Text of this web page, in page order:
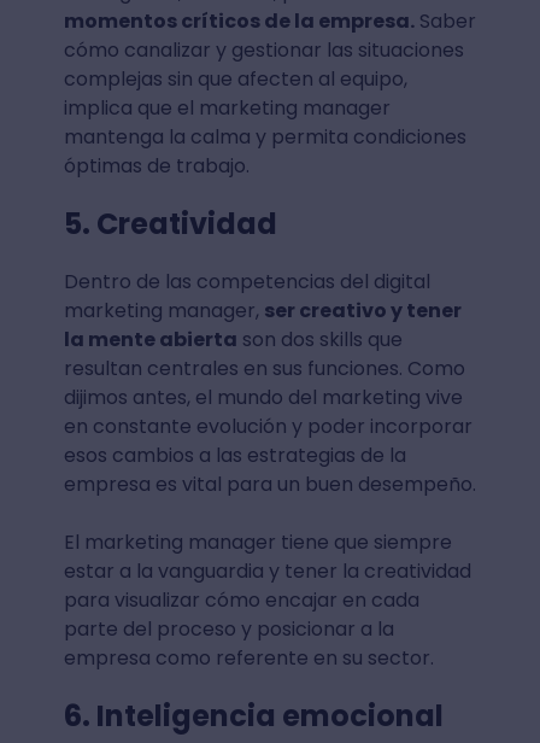
momentos críticos de la empresa.Saber
cómo canalizar y gestionar las situaciones
complejas sin que afecten al equipo,
implica que el marketing manager
mantenga la calma y permita condiciones
óptimas de trabajo.
5. Creatividad
Dentro de las competencias del digital
marketing manager, ser creativo y tener
la mente abierta son dos skills que
resultan centrales en sus funciones. Como
dijimos antes, el mundo del marketing vive
en constante evolución y poder incorporar
esos cambios a las estrategias de la
empresa es vital para un buen desempeño.
El marketing manager tiene que siempre
estar a la vanguardia y tener la creatividad
para visualizar cómo encajar en cada
parte del proceso y posicionar a la
empresa como referente en su sector.
6. Inteligencia emocional